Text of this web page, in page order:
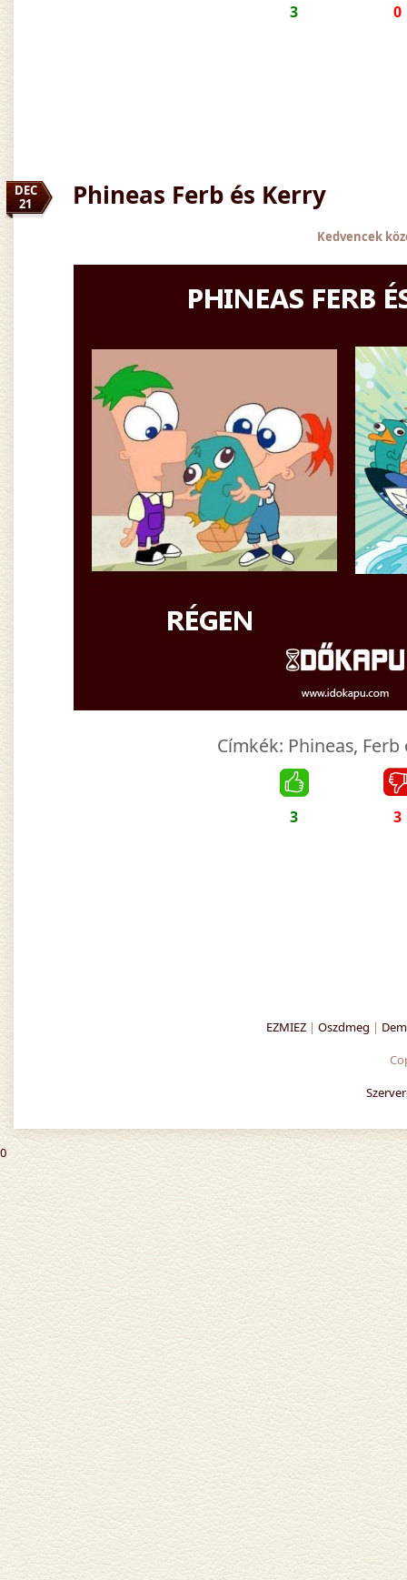
3 0
DEC
21
Phineas Ferb és Kerry
Kedvencek
Címkék: Phineas, Ferb
3 3
EZMIEZ| Oszdmeg |
0